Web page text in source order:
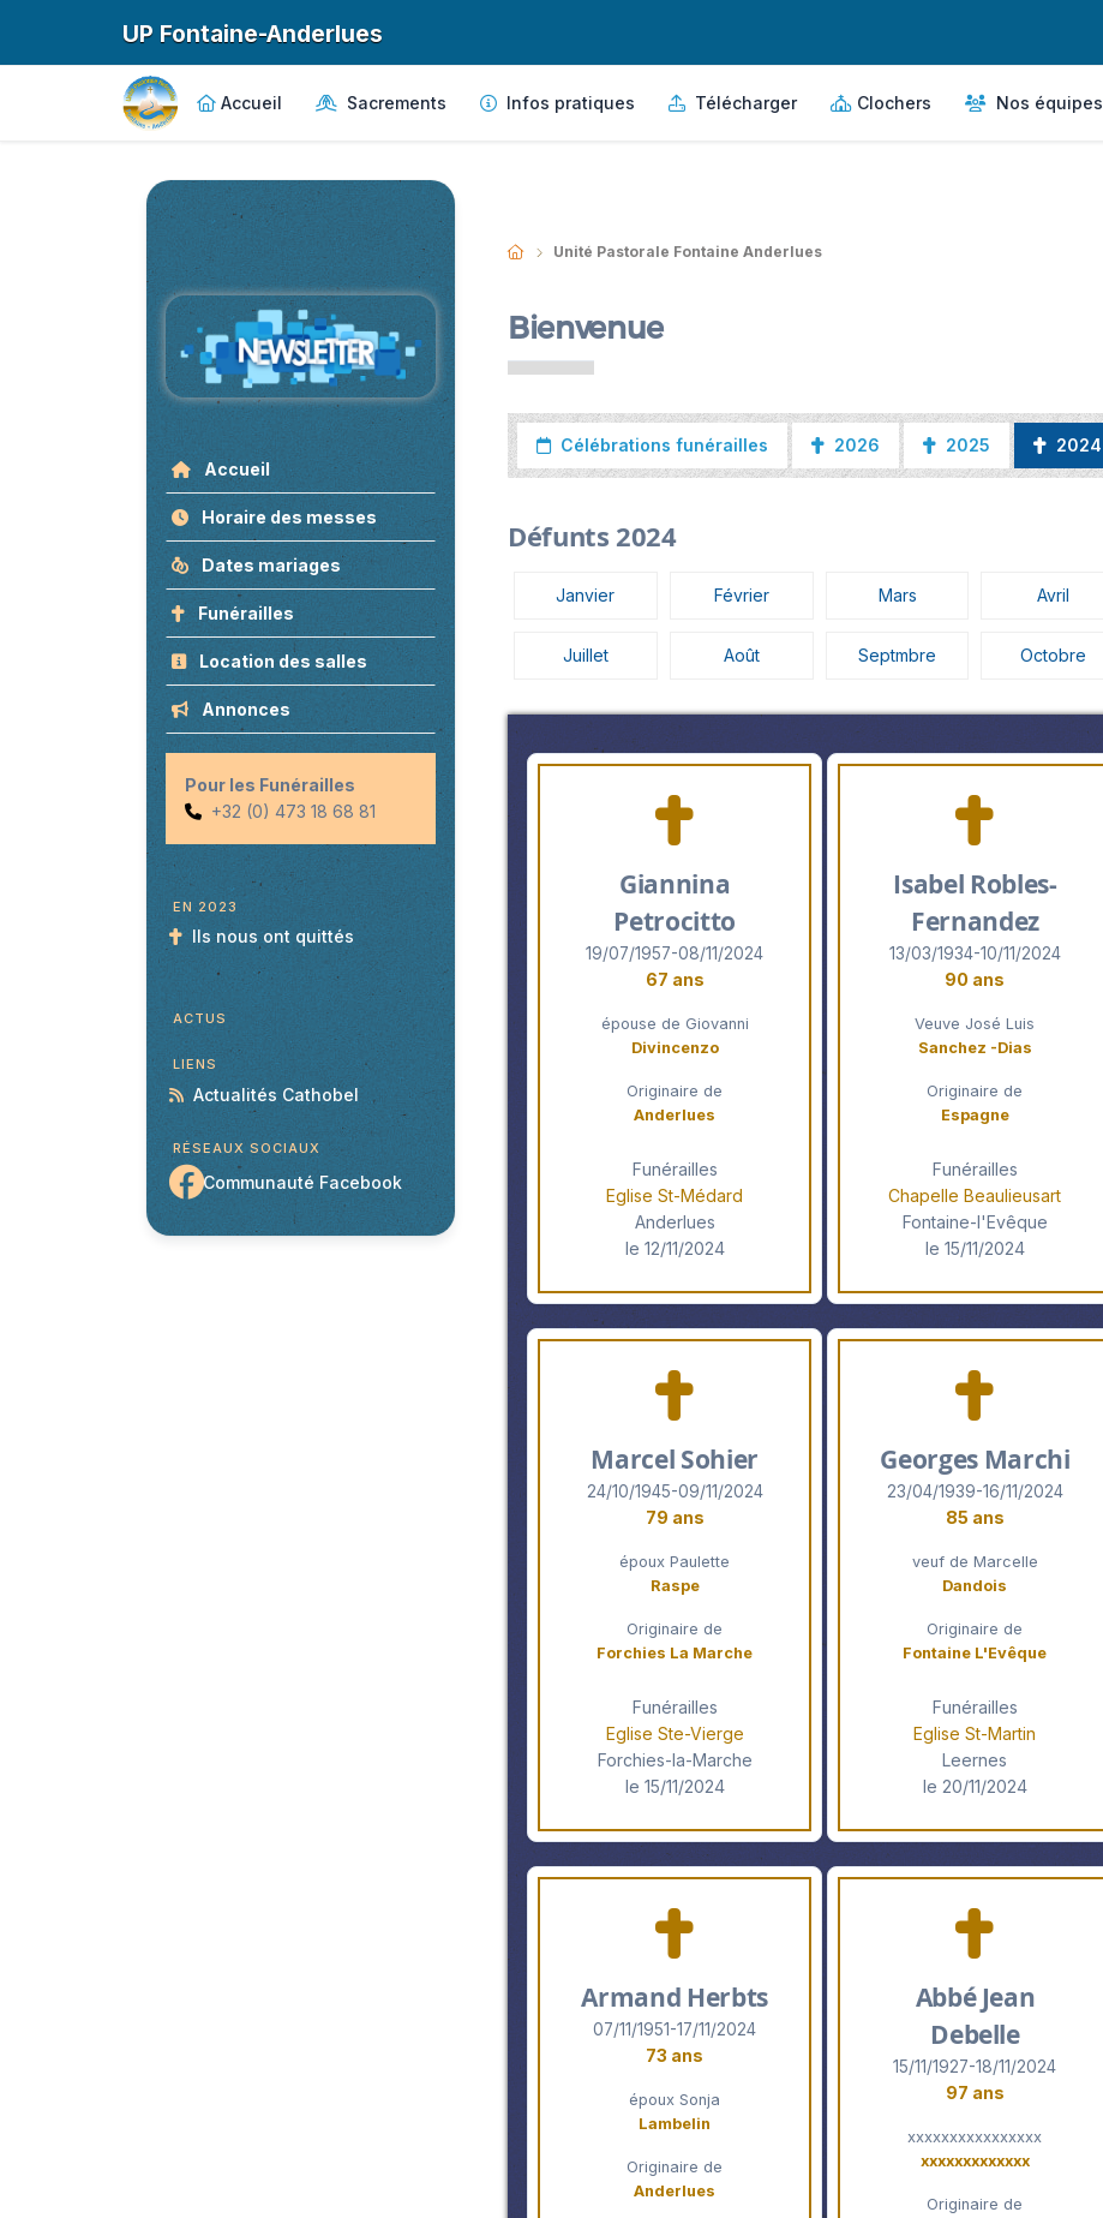
UP Fontaine-Anderlues
Accueil Sacrements Infos pratiques Télécharger Clochers Nos équipes
Accueil
Horaire des messes
Dates mariages
Funérailles
Location des salles
Annonces
Pour les Funérailles
+32 (0) 473 18 68 81
EN 2023
Ils nous ont quittés
ACTUS
LIENS
Actualités Cathobel
RÉSEAUX SOCIAUX
Communauté Facebook
Unité Pastorale Fontaine Anderlues
Bienvenue
Célébrations funérailles 2026 2025 2024
Défunts 2024
Janvier Février Mars Avril
Juillet Août Septmbre Octobre
Giannina
Petrocitto
19/07/1957-08/11/2024
67 ans
épouse de Giovanni
Divincenzo
Originaire de
Anderlues
Funérailles
Eglise St-Médard
Anderlues
le 12/11/2024
Isabel Robles-
Fernandez
13/03/1934-10/11/2024
90 ans
Veuve José Luis
Sanchez -Dias
Originaire de
Espagne
Funérailles
Chapelle Beaulieusart
Fontaine-l'Evêque
le 15/11/2024
Marcel Sohier
24/10/1945-09/11/2024
79 ans
époux Paulette
Raspe
Originaire de
Forchies La Marche
Funérailles
Eglise Ste-Vierge
Forchies-la-Marche
le 15/11/2024
Georges Marchi
23/04/1939-16/11/2024
85 ans
veuf de Marcelle
Dandois
Originaire de
Fontaine L'Evêque
Funérailles
Eglise St-Martin
Leernes
le 20/11/2024
Armand Herbts
07/11/1951-17/11/2024
73 ans
époux Sonja
Lambelin
Originaire de
Anderlues
Abbé Jean
Debelle
15/11/1927-18/11/2024
97 ans
xxxxxxxxxxxxxxxx
xxxxxxxxxxxxx
Originaire de